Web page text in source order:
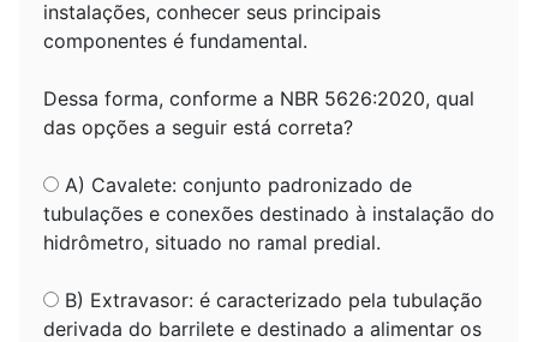
instalações, conhecer seus principais
componentes é fundamental.
Dessa forma, conforme a NBR 5626:2020, qual
das opções a seguir está correta?
A) Cavalete: conjunto padronizado de
tubulações e conexões destinado à instalação do
hidrômetro, situado no ramal predial.
B) Extravasor: é caracterizado pela tubulação
derivada do barrilete e destinado a alimentar os